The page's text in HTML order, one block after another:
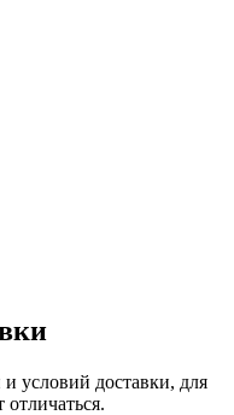
условий доставки, для